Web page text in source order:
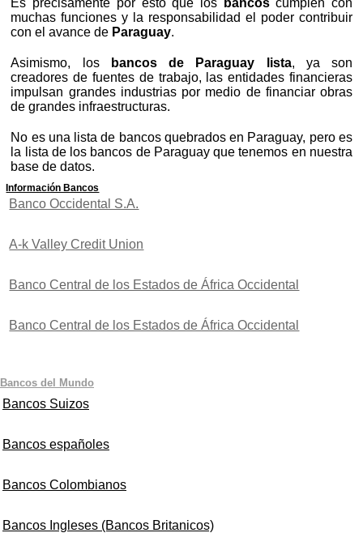
Es precisamente por esto que los bancoscumplen con
muchas funciones y la responsabilidad el poder contribuir
con el avance de Paraguay.
Asimismo, los bancos de Paraguay lista, ya son
creadores de fuentes de trabajo, las entidades financieras
impulsan grandes industrias por medio de financiar obras
de grandes infraestructuras.
No es una lista de bancos quebrados en Paraguay, pero es
la lista de los bancos de Paraguay que tenemos en nuestra
base de datos.
Información Bancos
Banco Occidental S.A.
A-k Valley Credit Union
Banco Central de los Estados de África Occidental
Banco Central de los Estados de África Occidental
Bancos del Mundo
Bancos Suizos
Bancos españoles
Bancos Colombianos
Bancos Ingleses (Bancos Britanicos)